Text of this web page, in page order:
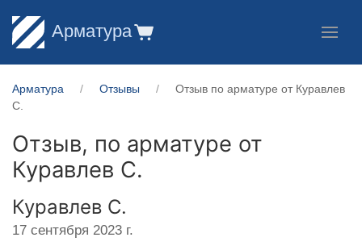
Арматура
Арматура Отзывы
Отзыв по арматуре от Куравлев
С.
Отзыв, по арматуре от
Куравлев С.
Куравлев С.
17 сентября 2023 г.